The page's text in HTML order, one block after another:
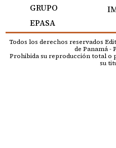
GRUPO
EPASA
Todos los derechos reservados
de Panamá -
Prohibida su reproducción total o
su